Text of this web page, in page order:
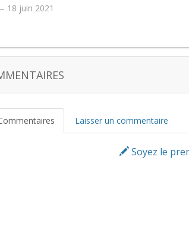
18 juin 2021
Laisser un commentaire
Soyez le